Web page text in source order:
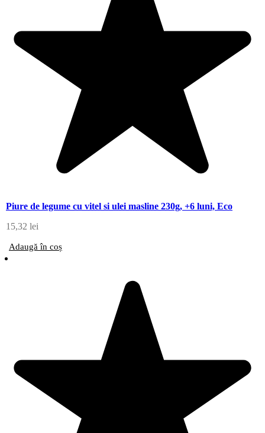
Piure de legume cu vitel si ulei masline 230g, +6 luni, Eco
15,32 lei
Adaugă în coș